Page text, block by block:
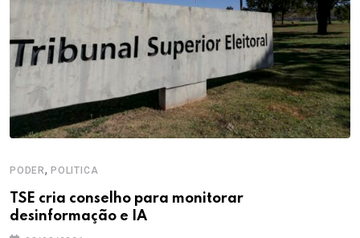
PODER, POLITICA
TSE cria conselho para monitorar
desinformação e IA